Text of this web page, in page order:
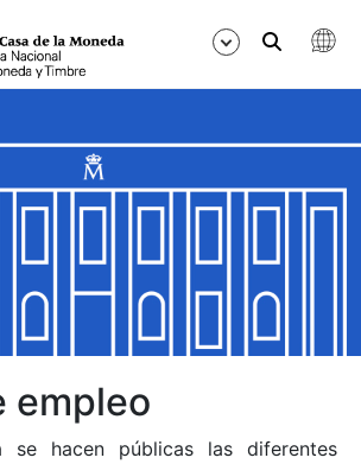
empleo
se hacen públicas las diferentes